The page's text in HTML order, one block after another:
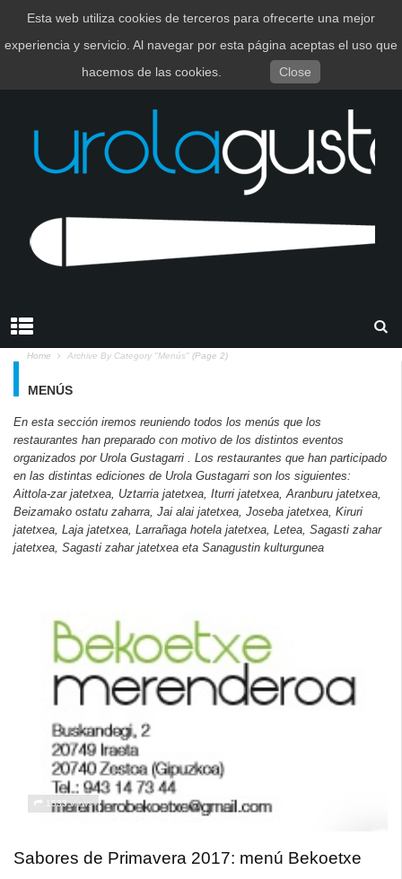
EUSKARA ESPAÑOL
Home Archive By Category "Menús" (Page 2)
MENÚS
En esta sección iremos reuniendo todos los menús que los
restaurantes han preparado con motivo de los distintos eventos
organizados por Urola Gustagarri . Los restaurantes que han participado
en las distintas ediciones de Urola Gustagarri son los siguientes:
Aittola-zar jatetxea, Uztarria jatetxea, Iturri jatetxea, Aranburu jatetxea,
Beizamako ostatu zaharra, Jai alai jatetxea, Joseba jatetxea, Kiruri
jatetxea, Laja jatetxea, Larrañaga hotela jatetxea, Letea, Sagasti zahar
jatetxea, Sagasti zahar jatetxea eta Sanagustin kulturgunea
1533 views
Sabores de Primavera 2017: menú Bekoetxe
Esta web utiliza cookies de terceros para ofrecerte una mejor
experiencia y servicio. Al navegar por esta página aceptas el uso que
hacemos de las cookies.
Close